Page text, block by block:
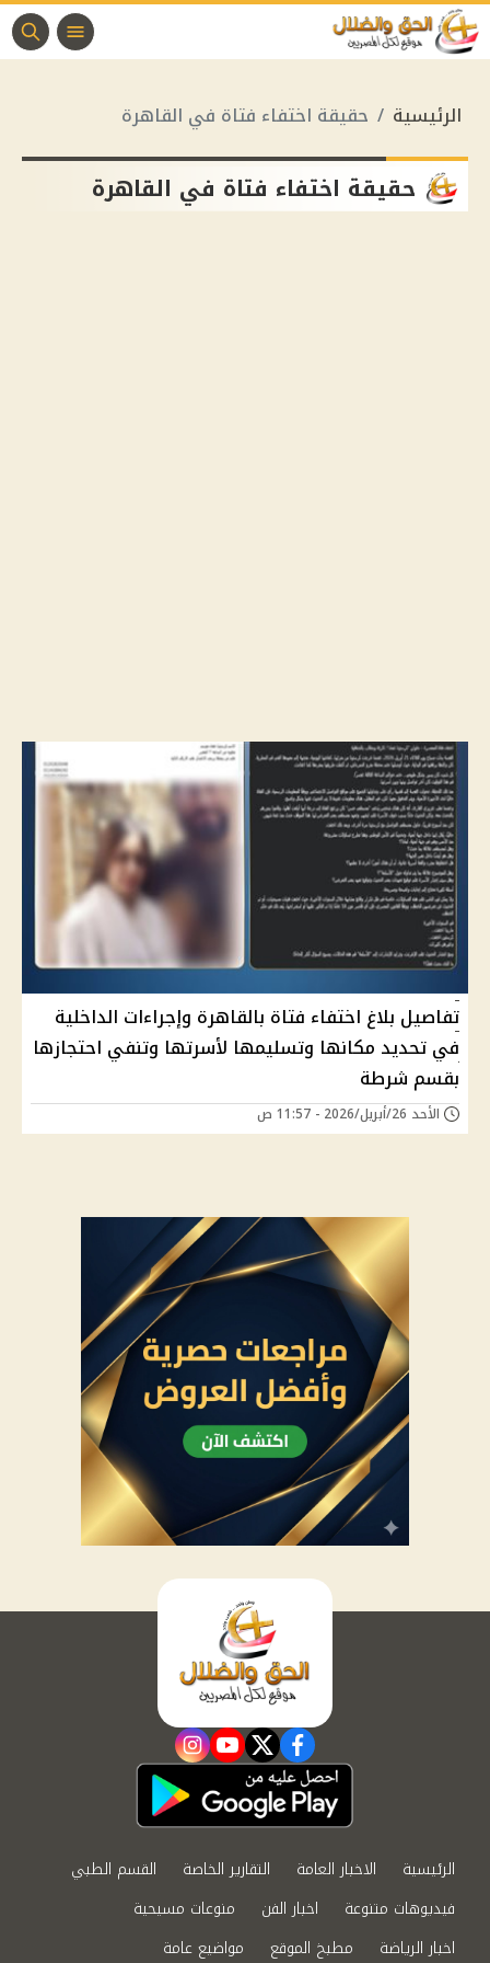
الرئيسية حقيقة اختفاء فتاة في القاهرة
حقيقة اختفاء فتاة في القاهرة
تفاصيل بلاغ اختفاء فتاة بالقاهرة وإجراءات الداخلية
في تحديد مكانها وتسليمها لأسرتها وتنفي احتجازها
بقسم شرطة
الأحد 26/أبريل/2026 - 11:57 ص
facebook
twitter
youtube
instagram
الرئيسية الاخبار العامة التقارير الخاصة
القسم الطبي
فيديوهات متنوعة
اخبار الفن
منوعات مسيحية
اخبار الرياضة
مطبخ الموقع مواضيع عامة